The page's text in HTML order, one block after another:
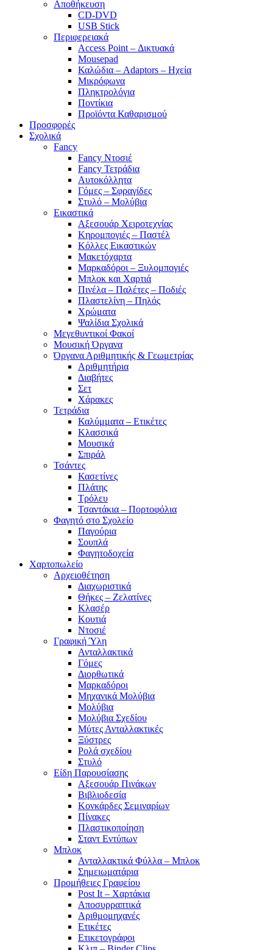
Αποθήκευση
CD-DVD
USB Stick
Περιφερειακά
Access Point – Δικτυακά
Mousepad
Καλώδια – Adaptors – Ηχεία
Μικρόφωνα
Πληκτρολόγια
Ποντίκια
Προϊόντα Καθαρισμού
Προσφορές
Σχολικά
Fancy
Fancy Ντοσιέ
Fancy Τετράδια
Αυτοκόλλητα
Γόμες – Σφραγίδες
Στυλό – Μολύβια
Εικαστικά
Αξεσουάρ Χειροτεχνίας
Κηρομπογιές – Παστέλ
Κόλλες Εικαστικών
Μακετόχαρτα
Μαρκαδόροι – Ξυλομπογιές
Μπλοκ και Χαρτιά
Πινέλα – Παλέτες – Ποδιές
Πλαστελίνη – Πηλός
Χρώματα
Ψαλίδια Σχολικά
Μεγεθυντικοί Φακοί
Μουσική Όργανα
Όργανα Αριθμητικής & Γεωμετρίας
Αριθμητήρια
Διαβήτες
Σετ
Χάρακες
Τετράδια
Καλύμματα – Ετικέτες
Κλασσικά
Μουσικά
Σπιράλ
Τσάντες
Κασετίνες
Πλάτης
Τρόλευ
Τσαντάκια – Πορτοφόλια
Φαγητό στο Σχολείο
Παγούρια
Σουπλά
Φαγητοδοχεία
Χαρτοπωλείο
Αρχειοθέτηση
Διαχωριστικά
Θήκες – Ζελατίνες
Κλασέρ
Κουτιά
Ντοσιέ
Γραφική Ύλη
Ανταλλακτικά
Γόμες
Διορθωτικά
Μαρκαδόροι
Μηχανικά Μολύβια
Μολύβια
Μολύβια Σχεδίου
Μύτες Ανταλλακτικές
Ξύστρες
Ρολά σχεδίου
Στυλό
Είδη Παρουσίασης
Αξεσουάρ Πινάκων
Βιβλιοδεσία
Κονκάρδες Σεμιναρίων
Πίνακες
Πλαστικοποίηση
Σταντ Εντύπων
Μπλοκ
Ανταλλακτικά Φύλλα – Μπλοκ
Σημειωματάρια
Προμήθειες Γραφείου
Post It – Χαρτάκια
Αποσυρραπτικά
Αριθμομηχανές
Ετικέτες
Ετικετογράφοι